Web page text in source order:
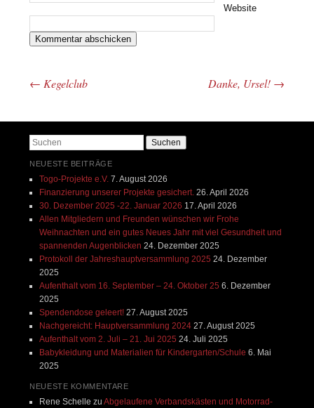
Website
Beitrags-Navigation
← Kegelclub Danke, Ursel! →
Suchen
NEUESTE BEITRÄGE
Togo-Projekte e.V. 7. August 2026
Finanzierung unserer Projekte gesichert. 26. April 2026
30. Dezember 2025 -22. Januar 2026 17. April 2026
Allen Mitgliedern und Freunden wünschen wir Frohe
Weihnachten und ein gutes Neues Jahr mit viel Gesundheit und
spannenden Augenblicken 24. Dezember 2025
Protokoll der Jahreshauptversammlung 2025 24. Dezember
2025
Aufenthalt vom 16. September – 24. Oktober 25 6. Dezember
2025
Spendendose geleert! 27. August 2025
Nachgereicht: Hauptversammlung 2024 27. August 2025
Aufenthalt vom 2. Juli – 21. Jui 2025 24. Juli 2025
Babykleidung und Materialien für Kindergarten/Schule 6. Mai
2025
NEUESTE KOMMENTARE
Rene Schelle zu Abgelaufene Verbandskästen und Motorrad-